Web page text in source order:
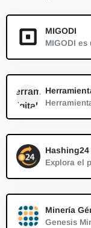
MIGODI
Hashing24
Minería